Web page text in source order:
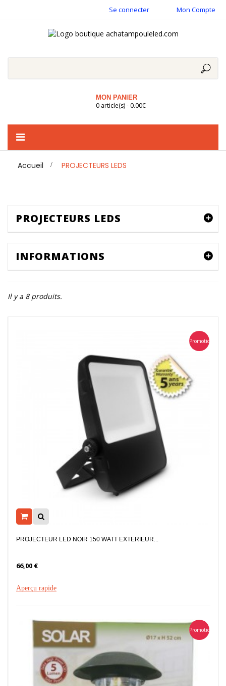
Se connecter Mon Compte
MON PANIER
0 article(s) - 0.00€
Basculer
la
navigation
Accueil > PROJECTEURS LEDS
PROJECTEURS LEDS
INFORMATIONS
Il y a 8 produits.
Promotion
PROJECTEUR LED NOIR 150 WATT EXTERIEUR...
66,00 €
Aperçu rapide
Promotion